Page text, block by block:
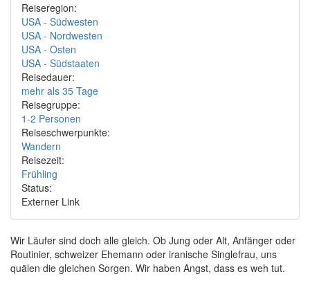
Reiseregion:
USA - Südwesten
USA - Nordwesten
USA - Osten
USA - Südstaaten
Reisedauer:
mehr als 35 Tage
Reisegruppe:
1-2 Personen
Reiseschwerpunkte:
Wandern
Reisezeit:
Frühling
Status:
Externer Link
Wir Läufer sind doch alle gleich. Ob Jung oder Alt, Anfänger oder
Routinier, schweizer Ehemann oder iranische Singlefrau, uns
quälen die gleichen Sorgen. Wir haben Angst, dass es weh tut.